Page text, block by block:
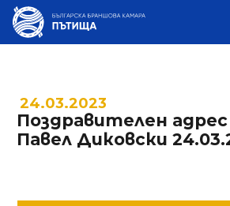
24.03.2023
Поздравителен
Павел Диковски